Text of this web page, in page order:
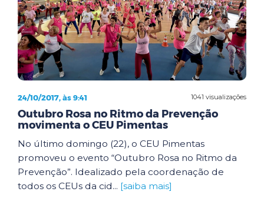
1041 visualizações
24/10/2017, às 9:41
Outubro Rosa no Ritmo da Prevenção
movimenta o CEU Pimentas
No último domingo (22), o CEU Pimentas
promoveu o evento “Outubro Rosa no Ritmo da
Prevenção”. Idealizado pela coordenação de
todos os CEUs da cid... [saiba mais]